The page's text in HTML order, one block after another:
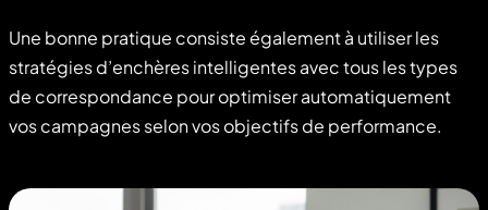
Une bonne pratique consiste également à utiliser les
stratégies d’enchères intelligentes avec tous les types
de correspondance pour optimiser automatiquement
vos campagnes selon vos objectifs de performance.